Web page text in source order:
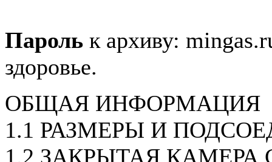
Пароль к архиву:
здоровье.
ОБЩАЯ ИНФОРМАЦИЯ
1.1 РАЗМЕРЫ И
1.2 ЗАКРЫТАЯ КАМЕРА